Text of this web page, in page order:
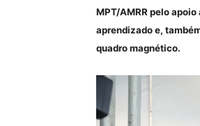
MPT/AMRR pelo
aprendizado e,
quadro magnético.